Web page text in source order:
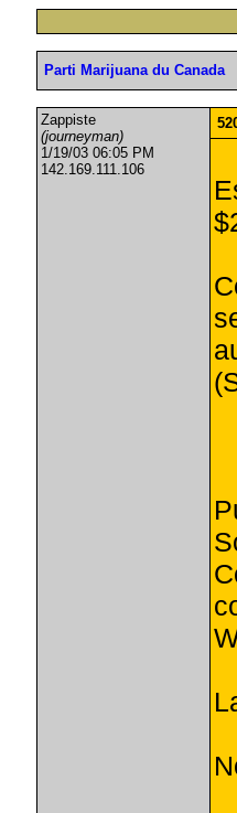
Parti Marijuana du Canada
Zappiste
(journeyman)
1/19/03 06:05 PM
142.169.111.106